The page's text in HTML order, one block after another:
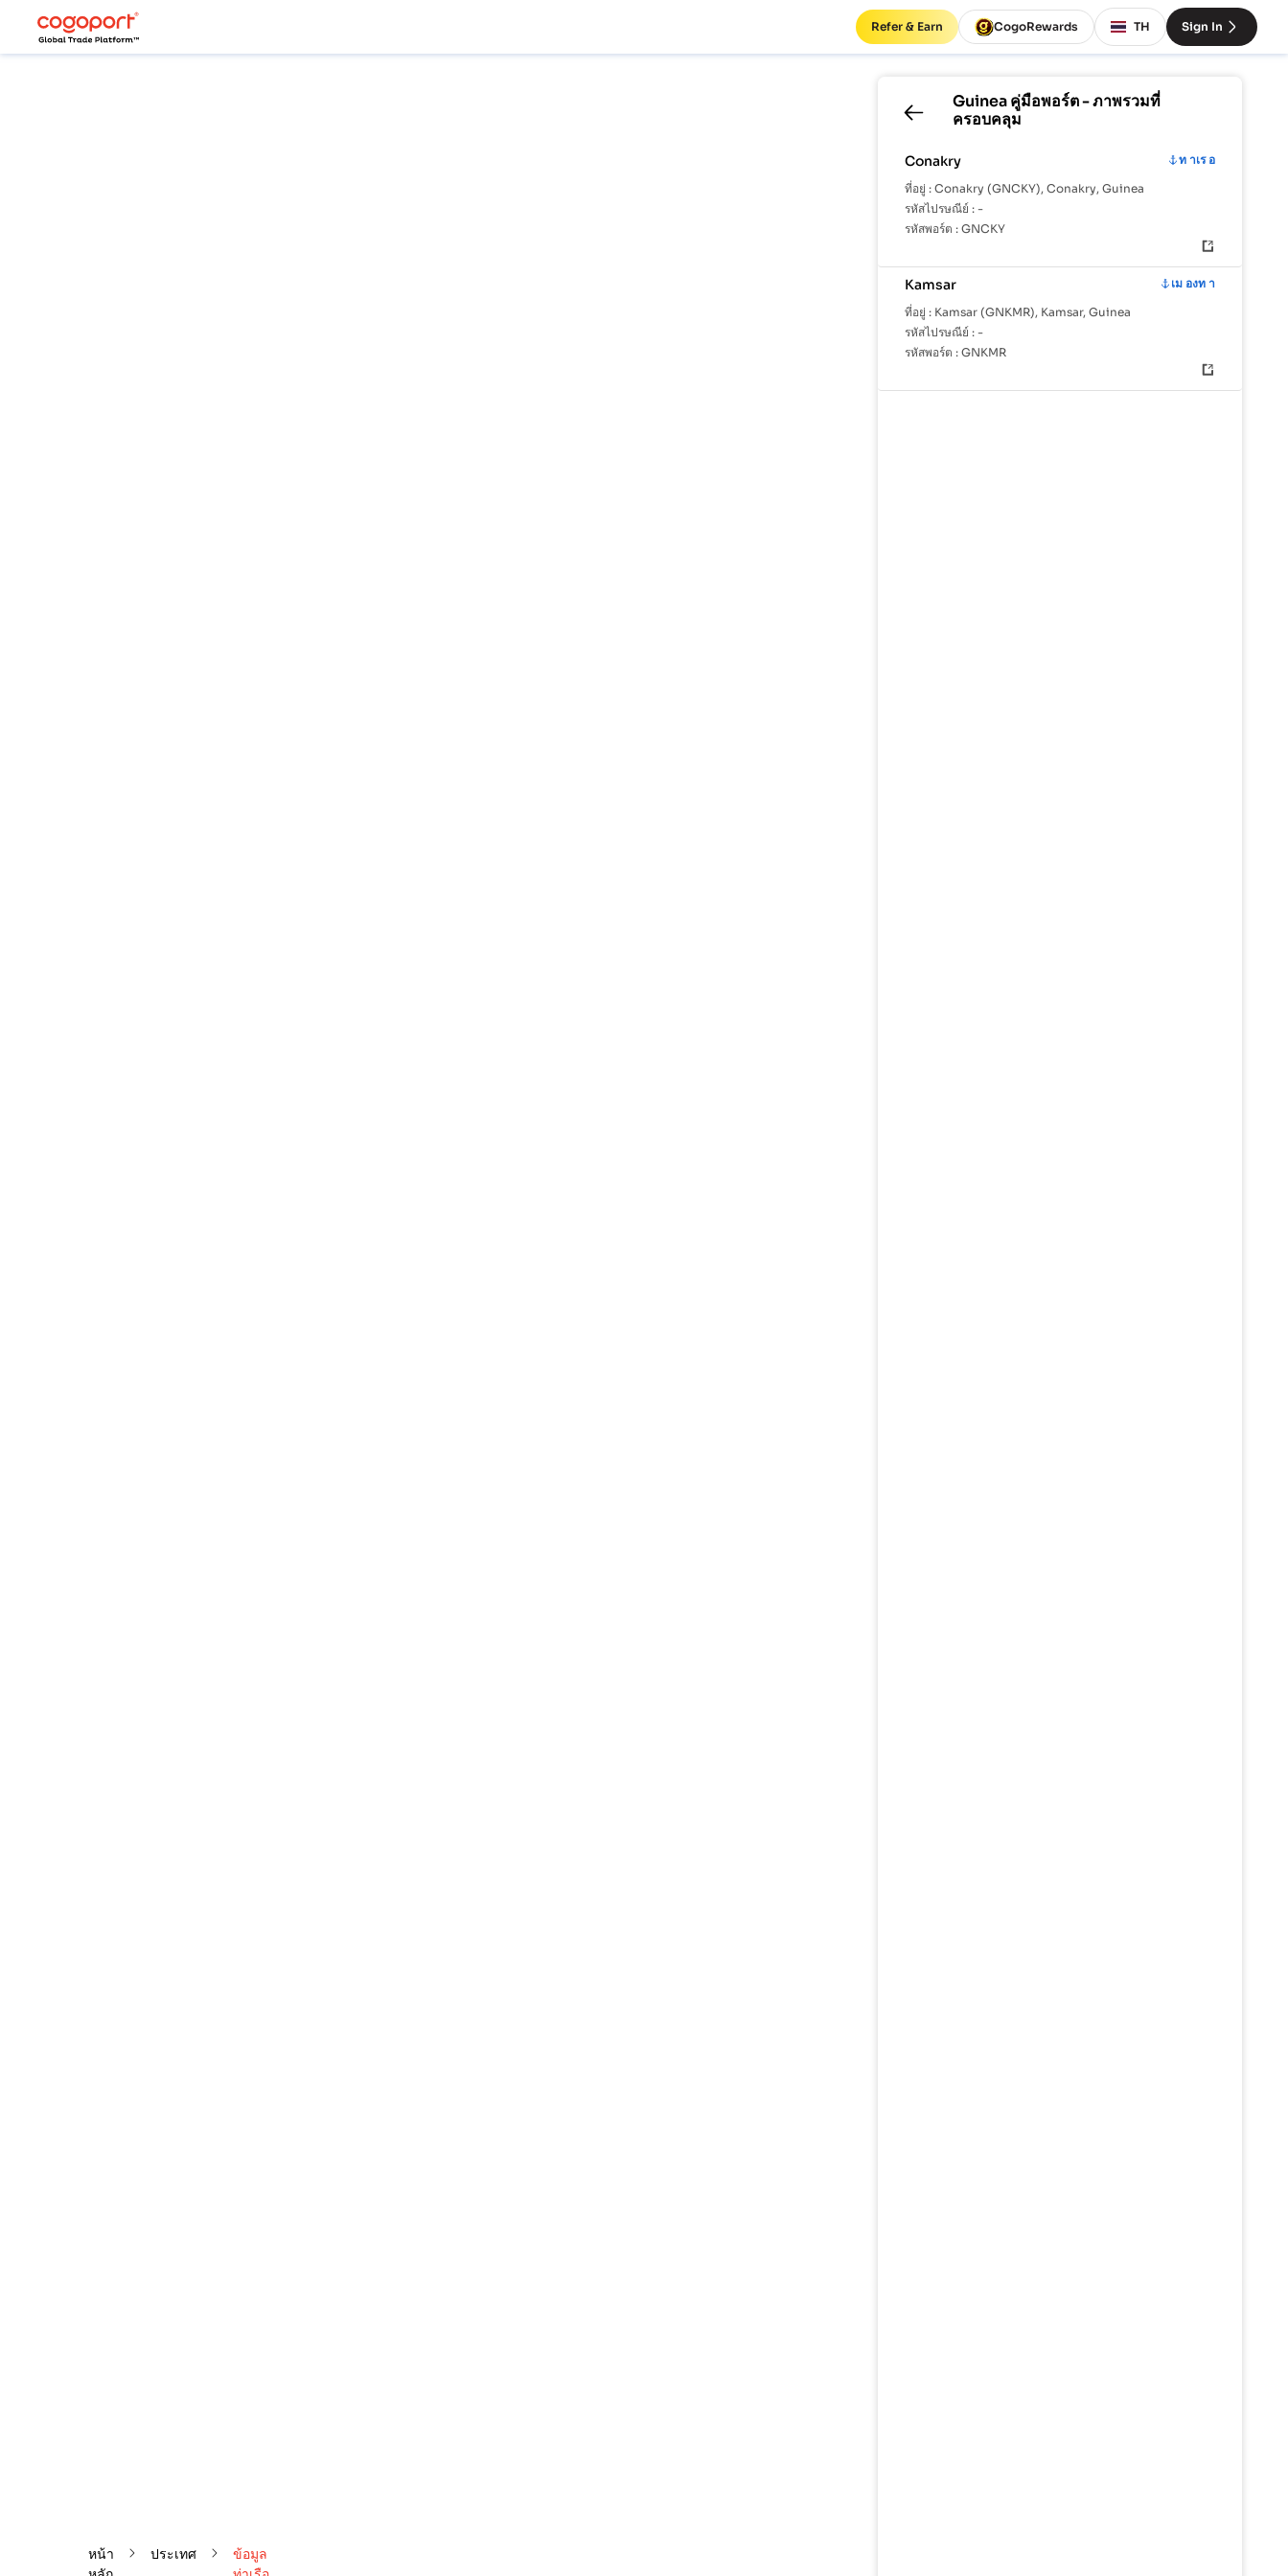
Refer & Earn CogoRewards TH Sign In
Guineaคู่มือพอร์ต - ภาพรวมที่
ครอบคลุม
Conakry
ท าเร อ
ที่อยู่ : Conakry (GNCKY), Conakry, Guinea
รหัสไปรษณีย์ : -
รหัสพอร์ต : GNCKY
Kamsar
เม องท า
ที่อยู่ : Kamsar (GNKMR), Kamsar, Guinea
รหัสไปรษณีย์ : -
รหัสพอร์ต : GNKMR
หน้า
ประเทศ
ข้อมูล